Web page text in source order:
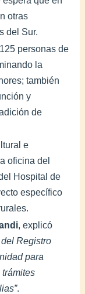
otras
del Sur.
personas de
la
también
y
de
e
oficina del
Hospital de
específico
, explicó
Registro
para
.